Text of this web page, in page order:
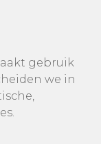
gebruik
we in